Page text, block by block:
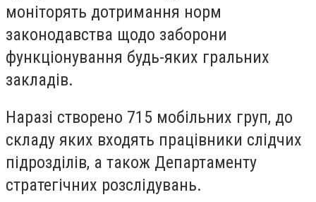
моніторять дотримання норм
законодавства щодо заборони
функціонування будь-яких гральних
закладів.
Наразі створено 715 мобільних груп, до
складу яких входять працівники слідчих
підрозділів, а також Департаменту
стратегічних розслідувань.